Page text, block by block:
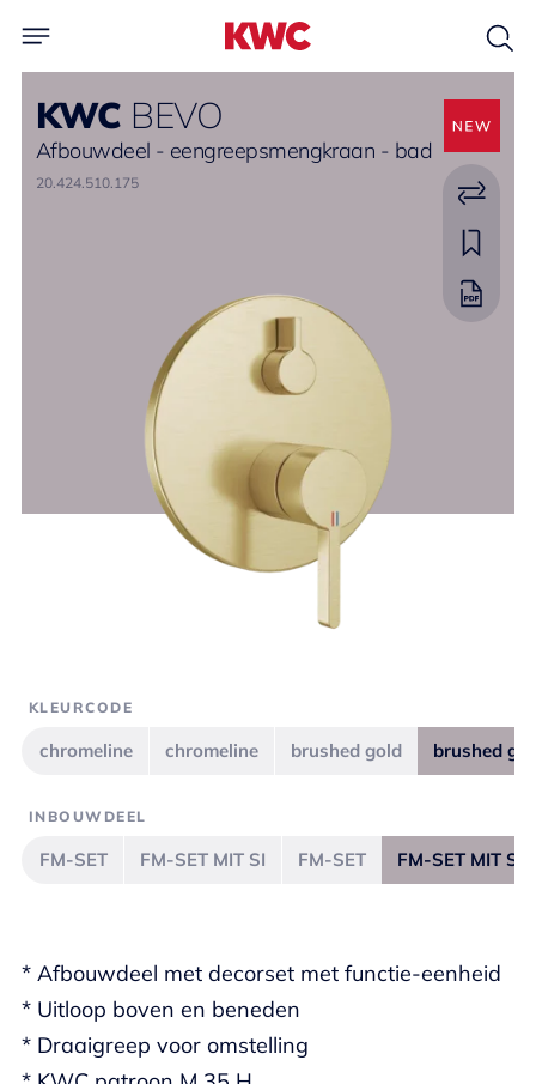
KWC BEVO
Afbouwdeel - eengreepsmengkraan - bad
20.424.510.175
* Afbouwdeel met decorset met functie-eenheid
* Uitloop boven en beneden
* Draaigreep voor omstelling
KLEURCODE
chromeline chromeline brushed gold brushed
INBOUWDEEL
FM-SET FM-SET MIT SI FM-SET FM-SET MIT SI